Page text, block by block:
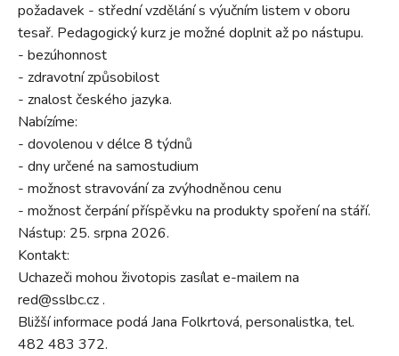
požadavek - střední vzdělání s výučním listem v oboru
tesař. Pedagogický kurz je možné doplnit až po nástupu.
- bezúhonnost
- zdravotní způsobilost
- znalost českého jazyka.
Nabízíme:
- dovolenou v délce 8 týdnů
- dny určené na samostudium
- možnost stravování za zvýhodněnou cenu
- možnost čerpání příspěvku na produkty spoření na stáří.
Nástup: 25. srpna 2026.
Kontakt:
Uchazeči mohou životopis zasílat e-mailem na
red@sslbc.cz .
Bližší informace podá Jana Folkrtová, personalistka, tel.
482 483 372.